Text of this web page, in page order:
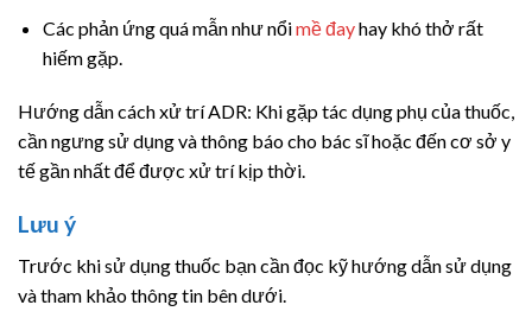
Các phản ứng quá mẫn như nổimề đayhay khó thở rất
hiếm gặp.
Hướng dẫn cách xử trí ADR: Khi gặp tác dụng phụ của thuốc,
cần ngưng sử dụng và thông báo cho bác sĩ hoặc đến cơ sở y
tế gần nhất để được xử trí kịp thời.
Lưu ý
Trước khi sử dụng thuốc bạn cần đọc kỹ hướng dẫn sử dụng
và tham khảo thông tin bên dưới.